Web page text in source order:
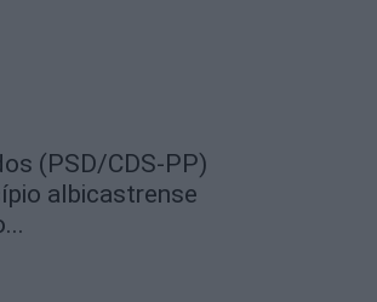
(PSD/CDS-PP)
albicastrense